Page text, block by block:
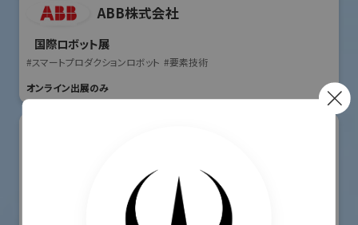
ABB株式会社
国際ロボット展
#スマートプロダクションロボット #要素技術
オンライン出展のみ